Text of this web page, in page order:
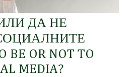
ДА НЕ
OR NOT TO
MEDIA?